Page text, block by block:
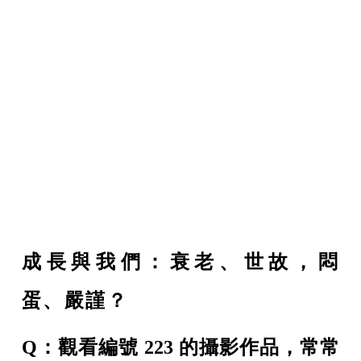
成長與我們：衰老、世故，悶
蛋、嚴謹？
Q：觀看編號 223 的攝影作品，常常